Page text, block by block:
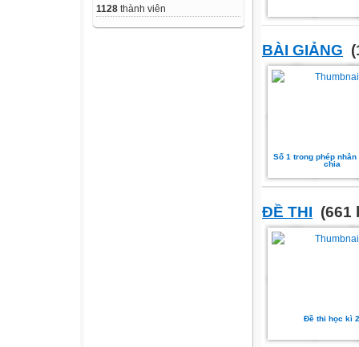
1128 thành viên
BÀI GIẢNG
Số 1 trong phép nhân
chia
ĐỀ THI (661
Đề thi học kì 2